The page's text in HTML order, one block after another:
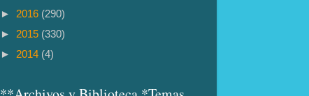
► 2016 (290)
► 2015 (330)
► 2014 (4)